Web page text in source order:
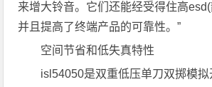
来增大铃音。它们还能经受得住高esd(
并且提高了终端产品的可靠性。”
空间节省和低失真特性
isl54050是双重低压单刀双掷模